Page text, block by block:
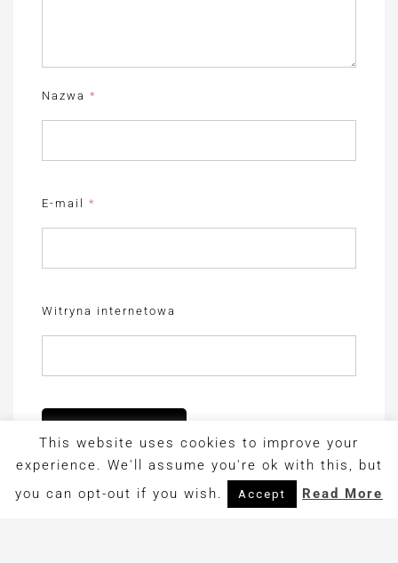
Nazwa *
E-mail *
Witryna internetowa
This website uses cookies to improve your
experience. We'll assume you're ok with this, but
you can opt-out if you wish.
Accept Read More